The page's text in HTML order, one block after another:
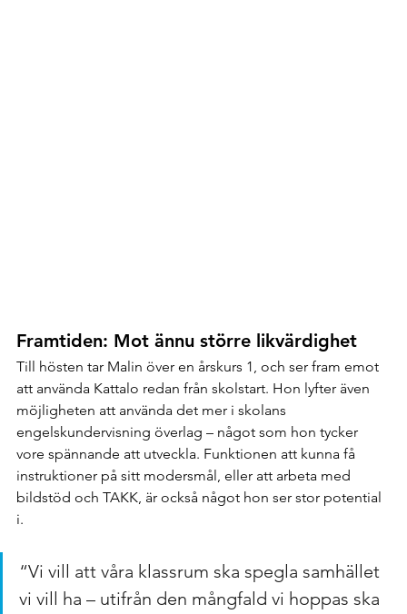
Framtiden: Mot ännu större likvärdighet
Till hösten tar Malin över en årskurs 1, och ser fram emot
att använda Kattalo redan från skolstart. Hon lyfter även
möjligheten att använda det mer i skolans
engelskundervisning överlag – något som hon tycker
vore spännande att utveckla. Funktionen att kunna få
instruktioner på sitt modersmål, eller att arbeta med
bildstöd och TAKK, är också något hon ser stor potential
i.
“Vi vill att våra klassrum ska spegla samhället
vi vill ha – utifrån den mångfald vi hoppas ska